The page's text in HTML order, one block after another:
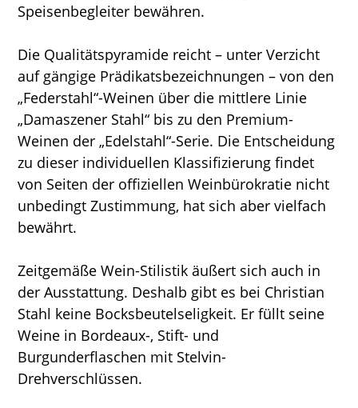
Speisenbegleiter bewähren.
Die Qualitätspyramide reicht – unter Verzicht
auf gängige Prädikatsbezeichnungen – von den
„Federstahl“-Weinen über die mittlere Linie
„Damaszener Stahl“ bis zu den Premium-
Weinen der „Edelstahl“-Serie. Die Entscheidung
zu dieser individuellen Klassifizierung findet
von Seiten der offiziellen Weinbürokratie nicht
unbedingt Zustimmung, hat sich aber vielfach
bewährt.
Zeitgemäße Wein-Stilistik äußert sich auch in
der Ausstattung. Deshalb gibt es bei Christian
Stahl keine Bocksbeutelseligkeit. Er füllt seine
Weine in Bordeaux-, Stift- und
Burgunderflaschen mit Stelvin-
Drehverschlüssen.